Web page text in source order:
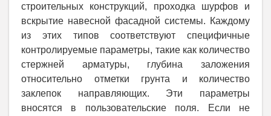
строительных конструкций, проходка шурфов и
вскрытие навесной фасадной системы. Каждому
из этих типов соответствуют специфичные
контролируемые параметры, такие как количество
стержней арматуры, глубина заложения
относительно отметки грунта и количество
заклепок направляющих. Эти параметры
вносятся в пользовательские поля. Если не